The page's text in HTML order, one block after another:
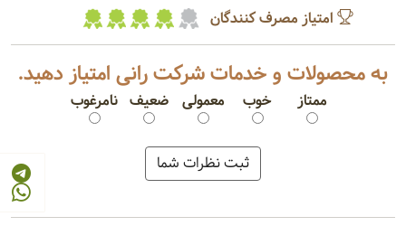
امتیاز مصرف کنندگان
به محصولات و خدمات شرکت رانی امتیاز دهید.
نامرغوب ضعیف معمولی خوب ممتاز